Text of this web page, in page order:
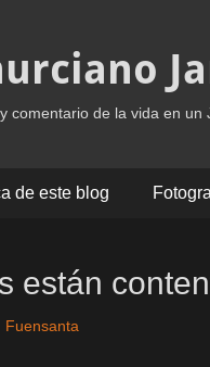
comentario de la vida en un
de este blog
están
Fuensanta